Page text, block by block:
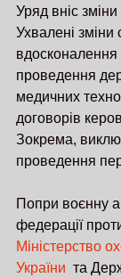
Уряд вніс
Ухвалені зміни
проведення
медичних
договорів
Зокрема,
проведення
Попри воєнну
федерації
Міністерство
України
та